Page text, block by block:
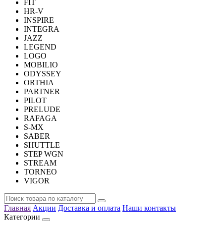
FIT
HR-V
INSPIRE
INTEGRA
JAZZ
LEGEND
LOGO
MOBILIO
ODYSSEY
ORTHIA
PARTNER
PILOT
PRELUDE
RAFAGA
S-MX
SABER
SHUTTLE
STEP WGN
STREAM
TORNEO
VIGOR
Главная Акции Доставка и оплата Наши контакты
Категории